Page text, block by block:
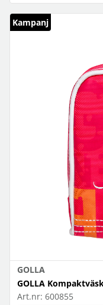
Kampanj
GOLLA
GOLLA
Art.nr: 600855